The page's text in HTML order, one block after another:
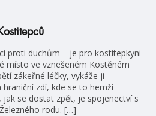
proti duchům – je pro kostitepkyni
místo ve vznešeném Kostěném
zákeřné léčky, vykáže ji
zdí, kde se to hemží
jak se dostat zpět, je spojenectví s
rodu. […]